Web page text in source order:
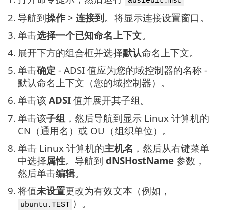
2. 导航到操作 > 连接到。将显示连接设置窗口。
3. 单击选择一个已知命名上下文。
4. 展开下方的组合框并选择默认命名上下文。
5. 单击确定 - ADSI 值应为您的域控制器的名称 -
默认命名上下文（您的域控制器）。
6. 单击该 ADSI 值并展开其子组。
7. 单击该子组 ，然后导航到显示 Linux 计算机的
CN（通用名）或 OU（组织单位）。
8. 单击 Linux 计算机的主机名 ，然后从右键菜单
中选择属性。导航到 dNSHostName 参数，
然后单击编辑。
9. 将值未设置更改为有效文本（例如，
ubuntu.TEST ）。